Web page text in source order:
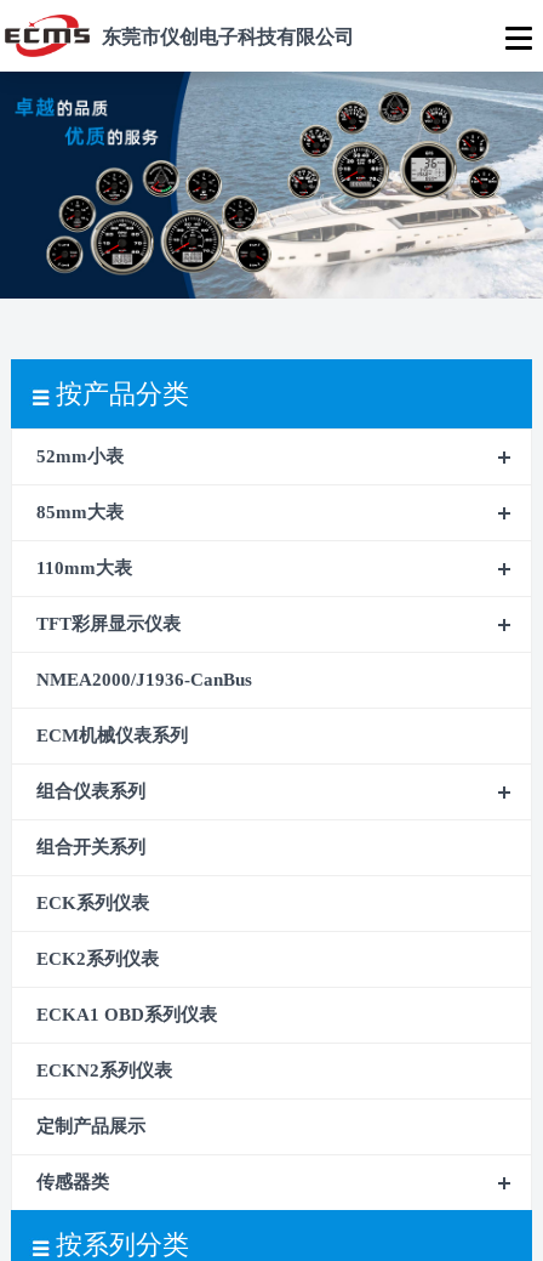
东莞市仪创电子科技有限公司
按产品分类
52mm小表
85mm大表
110mm大表
TFT彩屏显示仪表
NMEA2000/J1936-CanBus
ECM机械仪表系列
组合仪表系列
组合开关系列
ECK系列仪表
ECK2系列仪表
ECKA1 OBD系列仪表
ECKN2系列仪表
定制产品展示
传感器类
按系列分类